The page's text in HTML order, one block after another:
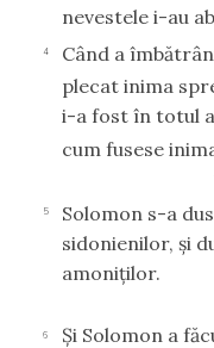
nevestele i-au
4 Când a
plecat inima
i-a fost în totul a
cum fusese
5 Solomon s-a
sidonienilor, şi
amoniţilor.
6
Şi Solomon a